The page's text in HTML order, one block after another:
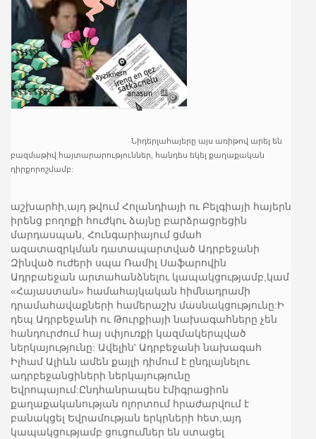
Նիդերլահայերը այս առիթով արել են
բազմաթիվ հայտարարություններ, հանդես եկել քաղաքական
դիրքորոշմամբ:
աշխարհի,այդ թվում Հոլանդիայի ու Բելգիայի հայերն
իրենց բողոքի հուժկու ձայնը բարձրացրեցին
մարդասպան, Հունգարիայում ցմահ
ազատազրկման դատապարտված Ադրբեջանի
Զինված ուժերի սպա Ռամիլ Սաֆարովին
Ադրբաեջան արտահանձնելու կապակցությամբ,կամ
«Հայաստան» համահայկական հիմնադրամի
դրամահավաքների համերաշխ մասնակցությունը:Ի
դեպ Ադրբեջանի ու Թուրքիայի նախագահները չեն
հանդուրժում հայ սփյուռքի կազմակերպված
ներկայությունը: Ավելին' Ադրբեջանի նախագահ
Իլհամ Ալիևն ամեն քայլի դիմում է ընդլայնելու
ադրբեջանցիների ներկայությունը
Եվրոպայում:Ընդհանրապես էմիգրացիոն
քաղաքականության ոլորտում հրաժարվում է
բանակցել Եվրամության երկրների հետ,այդ
կապակցությամբ ցուցումներ են ստացել